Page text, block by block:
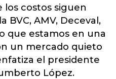
costos siguen
BVC, AMV, Deceval,
que estamos en una
un mercado quieto
el presidente
López.